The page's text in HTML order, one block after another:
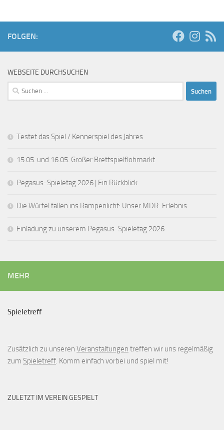
FOLGEN:
WEBSEITE DURCHSUCHEN
Suchen
nach:
Testet das Spiel / Kennerspiel des Jahres
15.05. und 16.05. Großer Brettspielflohmarkt
Pegasus-Spieletag 2026 | Ein Rückblick
Die Würfel fallen ins Rampenlicht: Unser MDR-Erlebnis
Einladung zu unserem Pegasus-Spieletag 2026
MEHR
Spieletreff
Zusätzlich zu unseren Veranstaltungen treffen wir uns regelmäßig
zum Spieletreff. Komm einfach vorbei und spiel mit!
ZULETZT IM VEREIN GESPIELT